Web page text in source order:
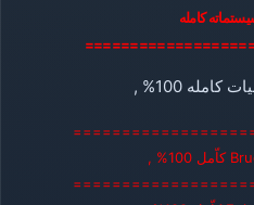
كامله
100% ,